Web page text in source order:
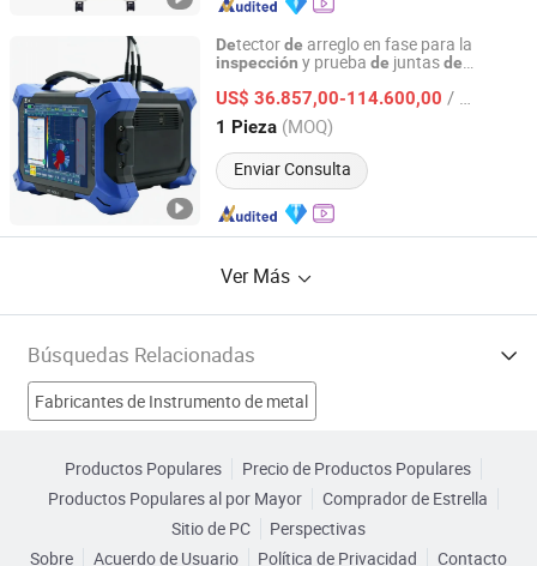
Detectorde arreglo en fase para la
inspección y prueba de juntasde
US$ 36.857,00-114.600,00 / Pieza
1 Pieza (MOQ)
Enviar Consulta
SUZHOU CHIRUI ELECTROMECHANICAL TECHNOLOGY
CO., LTD.
Jiangsu, China Desde 2024
Ver Más
Búsquedas Relacionadas
Fabricantes de Instrumento de metal
Fabricantes de Instrumento Quirúrgico
Productos Populares
Precio de Productos Populares
Productos Populares al por Mayor
Comprador de Estrella
Sitio de PC
Perspectivas
Sobre
Acuerdo de Usuario Política de Privacidad Contacto